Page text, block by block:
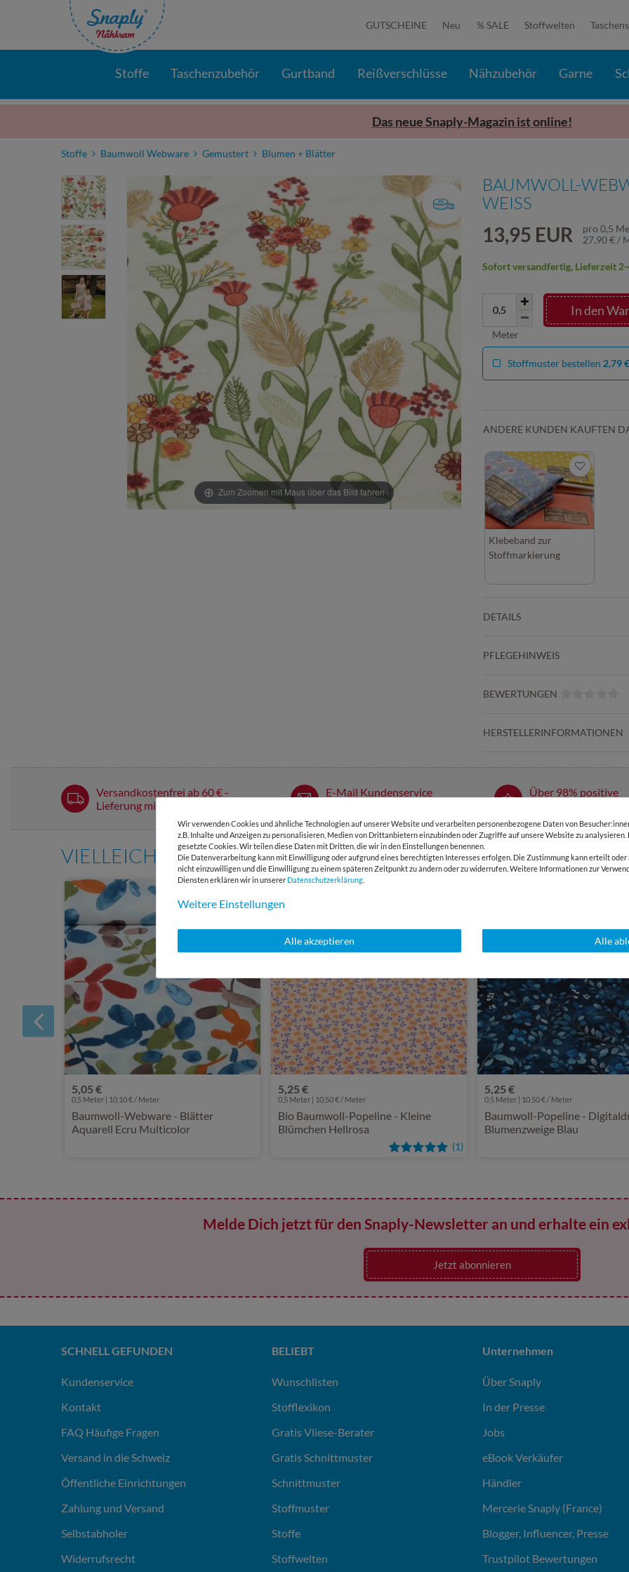
GUTSCHEINE Neu % SALE Stoffwelten
Stoffe Taschenzubehör Gurtband Reißverschlüsse Nähzubehör Garne
Das neue Snaply-Magazin ist online!
Stoffe Baumwoll Webware Gemustert Blumen + Blätter
Zum Zoomen mit Maus über das Bild fahren
BAUMWOLL-
WEISS
13,95 EUR pro 0,5
27,90 € /
In den
Meter
Sofort versandfertig, Lieferzeit
Stoffmuster bestellen 2,79 €
ANDERE KUNDEN KAUFTEN
Klebeband zur
Stoffmarkierung
DETAILS
PFLEGEHINWEIS
BEWERTUNGEN
HERSTELLERINFORMATIONEN
Versandkostenfrei ab 60 € -
Lieferung mit DHL
E-Mail Kundenservice
Über 98% positive
VIELLEICHT AUCH INTERESSANT
5,05 €
0,5 Meter | 10,10 € / Meter
Baumwoll-Webware - Blätter
Aquarell Ecru Multicolor
(1)
5,25 €
0,5 Meter | 10,50 € / Meter
Bio Baumwoll-Popeline - Kleine
Blümchen Hellrosa
5,25 €
0,5 Meter | 10,50 € / Meter
Baumwoll-Popeline -
Blumenzweige Blau
Melde Dich jetzt für den Snaply-Newsletter an und erhalte ein
Jetzt abonnieren
Wir verwenden Cookies und ähnliche Technologien auf unserer Website und verarbeiten personenbezogene Daten von
z.B. Inhalte und Anzeigen zu personalisieren, Medien von Drittanbietern einzubinden oder Zugriffe auf unsere Website zu
gesetzte Cookies. Wir teilen diese Daten mit Dritten, die wir in den Einstellungen benennen.
Die Datenverarbeitung kann mit Einwilligung oder aufgrund eines berechtigten Interesses erfolgen. Die Zustimmung kann erteilt oder
nicht einzuwilligen und die Einwilligung zu einem späteren Zeitpunkt zu ändern oder zu widerrufen. Weitere Informationen zur
Diensten erklären wir in unserer Daten­schutz­erklärung
Weitere Einstellungen
Alle akzeptieren Alle
SCHNELL GEFUNDEN
Kundenservice
Kontakt
FAQ Häufige Fragen
Versand in die Schweiz
Öffentliche Einrichtungen
Zahlung und Versand
Selbstabholer
Widerrufsrecht
BELIEBT
Wunschlisten
Stofflexikon
Gratis Vliese-Berater
Gratis Schnittmuster
Schnittmuster
Stoffmuster
Stoffe
Stoffwelten
Unternehmen
Über Snaply
In der Presse
Jobs
eBook Verkäufer
Händler
Mercerie Snaply (France)
Blogger, Influencer, Presse
Trustpilot Bewertungen